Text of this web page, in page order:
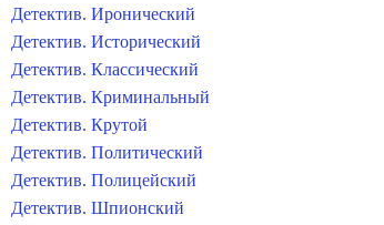
Детектив. Иронический
Детектив. Исторический
Детектив. Классический
Детектив. Криминальный
Детектив. Крутой
Детектив. Политический
Детектив. Полицейский
Детектив. Шпионский